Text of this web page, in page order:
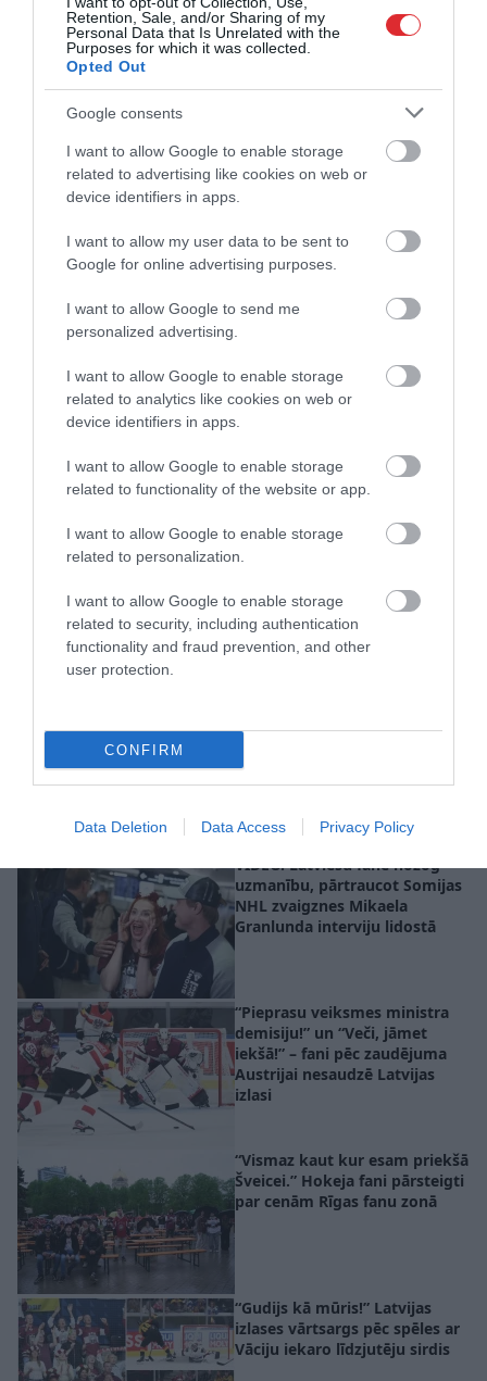
Retention, Sale, and/or Sharing of my
Personal Data that Is Unrelated with the
Purposes for which it was collected.
Opted Out
Google consents
I want to allow Google to enable storage
related to advertising like cookies on web or
device identifiers in apps.
I want to allow my user data to be sent to
Google for online advertising purposes.
I want to allow Google to send me
personalized advertising.
I want to allow Google to enable storage
related to analytics like cookies on web or
device identifiers in apps.
I want to allow Google to enable storage
related to functionality of the website or app.
I want to allow Google to enable storage
related to personalization.
I want to allow Google to enable storage
related to security, including authentication
functionality and fraud prevention, and other
user protection.
CONFIRM
Data Deletion Data Access Privacy Policy
izlasei nav ko pārmest”
brīvdienai!” Izlases sniegums
pret Ungāriju ceļ spārnos
“Maku sargās ar visu augumu.”
Puče sasmīdina fanus – kā
izskatītos Latvijas valdība ar
Balceru premjera krēslā?
“Kas būs, kad Tralmaks
skaista!” Latvijas līdzjutēji
līksmo pēc “sausās” uzvaras
“Gudļevski par aizsardzības
ministru!” Fani izbauda saldo
uzvaru pār ASV
uzticēt Balceram veidot
VIDEO. Latviešu fane nozog
uzmanību, pārtraucot Somijas
NHL zvaigznes Mikaela
Granlunda interviju lidostā
“Pieprasu veiksmes ministra
demisiju!” un “Veči, jāmet
iekšā!” – fani pēc zaudējuma
Austrijai nesaudzē Latvijas
izlasi
“Vismaz kaut kur esam priekšā
Šveicei.” Hokeja fani pārsteigti
par cenām Rīgas fanu zonā
“Gudijs kā mūris!” Latvijas
izlases vārtsargs pēc spēles ar
Vāciju iekaro līdzjutēju sirdis